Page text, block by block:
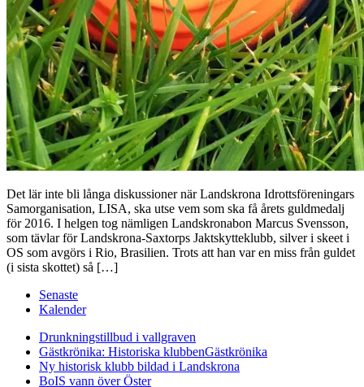
Det lär inte bli långa diskussioner när Landskrona Idrottsföreningars
Samorganisation, LISA, ska utse vem som ska få årets guldmedalj
för 2016. I helgen tog nämligen Landskronabon Marcus Svensson,
som tävlar för Landskrona-Saxtorps Jaktskytteklubb, silver i skeet i
OS som avgörs i Rio, Brasilien. Trots att han var en miss från guldet
(i sista skottet) så […]
Senaste
Kalender
Drunkningstillbud i vallgraven
Gästkrönika: Historiska klubbenGästkrönika
Ny historisk klubb bildad i Landskrona
BoIS vann över Öster